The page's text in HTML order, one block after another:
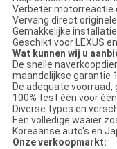
Verbeter motorreactie
Vervang direct
Gemakkelijke
Geschikt voor LEXUS
Wat kunnen wij u
De snelle
maandelijkse garantie
De adequate
100% test één voor
Diverse types en
Een volledige waaier
Koreaanse auto's en
Onze verkoopmarkt: